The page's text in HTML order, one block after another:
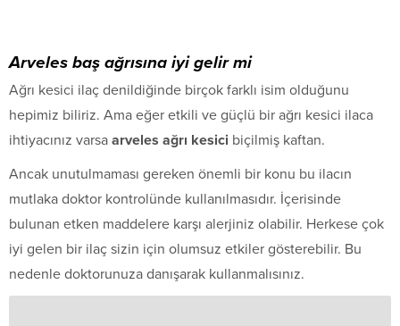
Arveles baş ağrısına iyi gelir mi
Ağrı kesici ilaç denildiğinde birçok farklı isim olduğunu
hepimiz biliriz. Ama eğer etkili ve güçlü bir ağrı kesici ilaca
ihtiyacınız varsa arveles ağrı kesici biçilmiş kaftan.
Ancak unutulmaması gereken önemli bir konu bu ilacın
mutlaka doktor kontrolünde kullanılmasıdır. İçerisinde
bulunan etken maddelere karşı alerjiniz olabilir. Herkese çok
iyi gelen bir ilaç sizin için olumsuz etkiler gösterebilir. Bu
nedenle doktorunuza danışarak kullanmalısınız.